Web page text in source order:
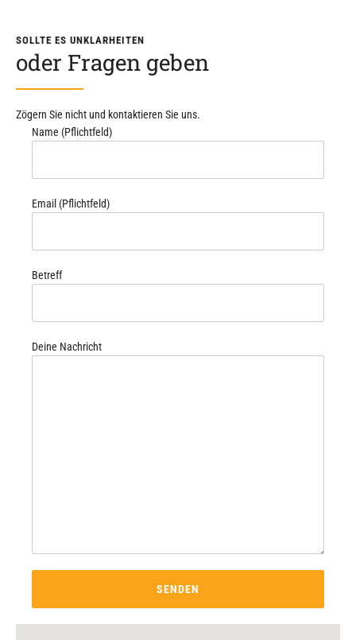
SOLLTE ES UNKLARHEITEN
oder Fragen geben
Zögern Sie nicht und kontaktieren Sie uns.
Name (Pflichtfeld)
Email (Pflichtfeld)
Betreff
Deine Nachricht